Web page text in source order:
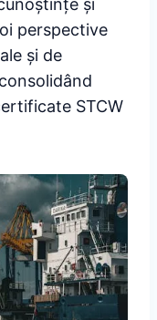
și
perspective
și de
STCW